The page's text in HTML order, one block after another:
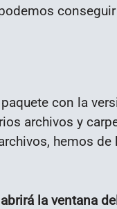
con la
archivos y
hemos
la ventana